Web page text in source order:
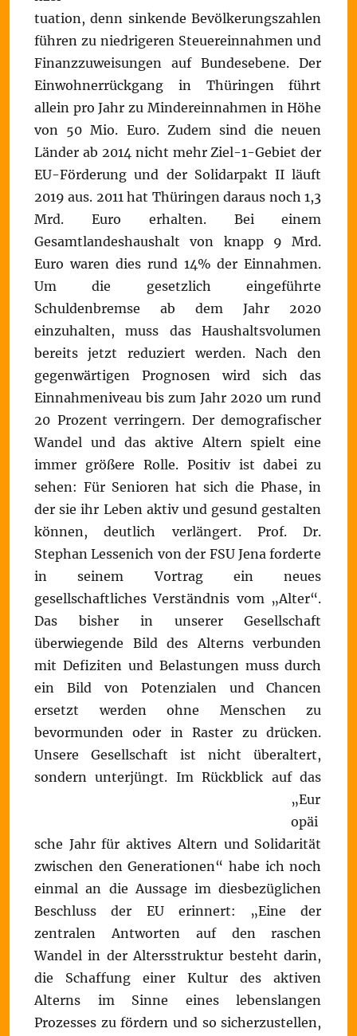
tuation, denn sinkende Bevölkerungszahlen
führen zu niedrigeren Steuereinnahmen und
Finanzzuweisungen auf Bundesebene. Der
Einwohnerrückgang in Thüringen führt
allein pro Jahr zu Mindereinnahmen in Höhe
von 50 Mio. Euro. Zudem sind die neuen
Länder ab 2014 nicht mehr Ziel-1-Gebiet der
EU-Förderung und der Solidarpakt II läuft
2019 aus. 2011 hat Thüringen daraus noch 1,3
Mrd. Euro erhalten. Bei einem
Gesamtlandeshaushalt von knapp 9 Mrd.
Euro waren dies rund 14% der Einnahmen.
Um die gesetzlich eingeführte
Schuldenbremse ab dem Jahr 2020
einzuhalten, muss das Haushaltsvolumen
bereits jetzt reduziert werden. Nach den
gegenwärtigen Prognosen wird sich das
Einnahmeniveau bis zum Jahr 2020 um rund
20 Prozent verringern. Der demografischer
Wandel und das aktive Altern spielt eine
immer größere Rolle. Positiv ist dabei zu
sehen: Für Senioren hat sich die Phase, in
der sie ihr Leben aktiv und gesund gestalten
können, deutlich verlängert. Prof. Dr.
Stephan Lessenich von der FSU Jena forderte
in seinem Vortrag ein neues
gesellschaftliches Verständnis vom „Alter“.
Das bisher in unserer Gesellschaft
überwiegende Bild des Alterns verbunden
mit Defiziten und Belastungen muss durch
ein Bild von Potenzialen und Chancen
ersetzt werden ohne Menschen zu
bevormunden oder in Raster zu drücken.
Unsere Gesellschaft ist nicht überaltert,
sondern unterjüngt. Im Rückblick auf das
„Eur
opäi
sche Jahr für aktives Altern und Solidarität
zwischen den Generationen“ habe ich noch
einmal an die Aussage im diesbezüglichen
Beschluss der EU erinnert: „Eine der
zentralen Antworten auf den raschen
Wandel in der Altersstruktur besteht darin,
die Schaffung einer Kultur des aktiven
Alterns im Sinne eines lebenslangen
Prozesses zu fördern und so sicherzustellen,